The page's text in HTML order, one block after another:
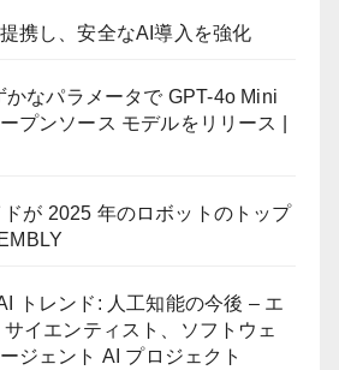
携し、安全なAI導入を強化
かなパラメータで GPT-4o Mini
プンソース モデルをリリース |
が 2025 年のロボットのトップ
トレンド: 人工知能の今後 – エ
イエンティスト、ソフトウェ
ジェント AI プロジェクト